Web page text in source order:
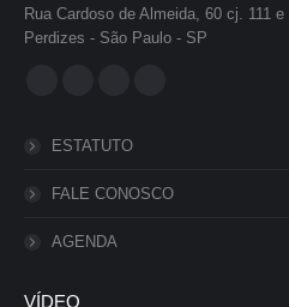
Rua Cardoso de Almeida, 60 cj. 111
Perdizes - São Paulo - SP
opens
window
opens
in
window
opens
in
window
in
ESTATUTO
FALE CONOSCO
AGENDA
VÍDEO